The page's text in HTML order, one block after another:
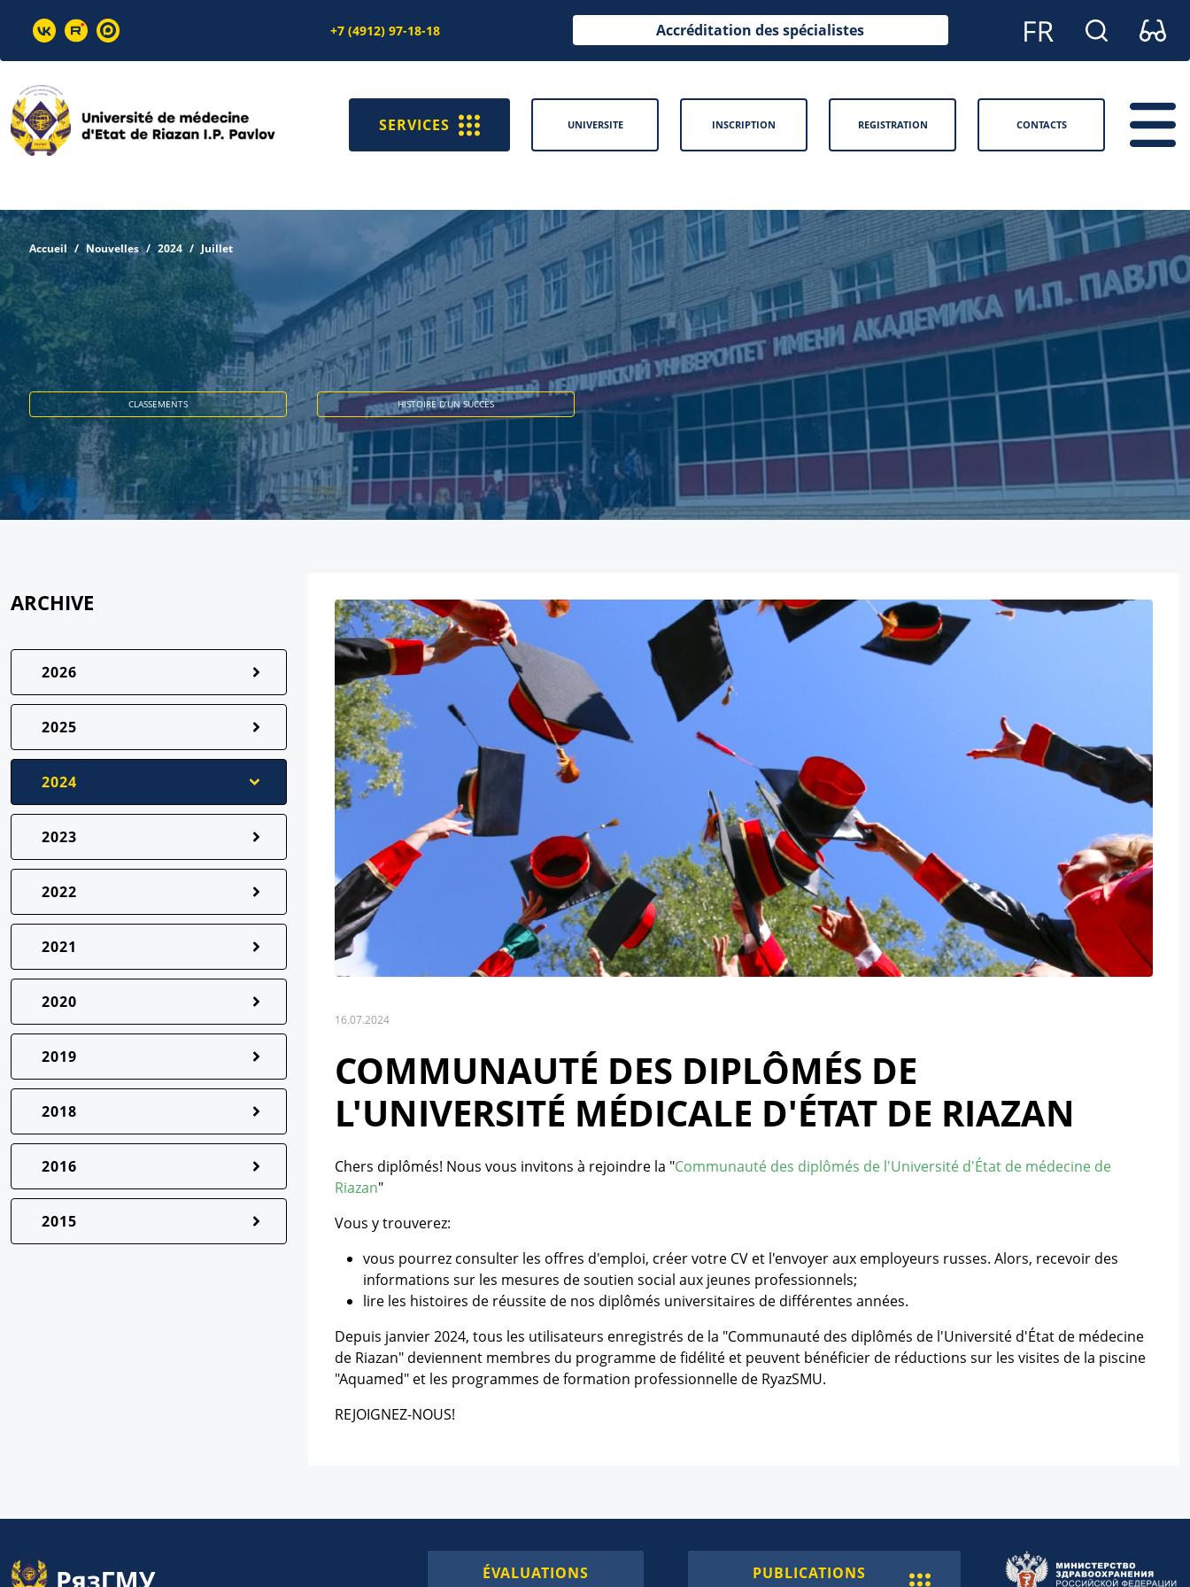
+7 (4912) 97-18-18 Accréditation des spécialistes
SERVICES UNIVERSITE INSCRIPTION REGISTRATION CONTACTS
Accueil Nouvelles 2024 Juillet
CLASSEMENTS HISTOIRE D’UN SUCCÈS
ARCHIVE
2026
2025
2024
2023
2022
2021
2020
2019
2018
2016
2015
16.07.2024
COMMUNAUTÉ DES DIPLÔMÉS DE
L'UNIVERSITÉ MÉDICALE D'ÉTAT DE RIAZAN
Chers diplômés! Nous vous invitons à rejoindre la "Communauté des diplômés de l'Université d'État de médecine de
Riazan"
Vous y trouverez:
vous pourrez consulter les offres d'emploi, créer votre CV et l'envoyer aux employeurs russes. Alors, recevoir des
informations sur les mesures de soutien social aux jeunes professionnels;
lire les histoires de réussite de nos diplômés universitaires de différentes années.
Depuis janvier 2024, tous les utilisateurs enregistrés de la "Communauté des diplômés de l'Université d'État de médecine
de Riazan" deviennent membres du programme de fidélité et peuvent bénéficier de réductions sur les visites de la piscine
"Aquamed" et les programmes de formation professionnelle de RyazSMU.
REJOIGNEZ-NOUS!
ÉVALUATIONS
PUBLICATIONS